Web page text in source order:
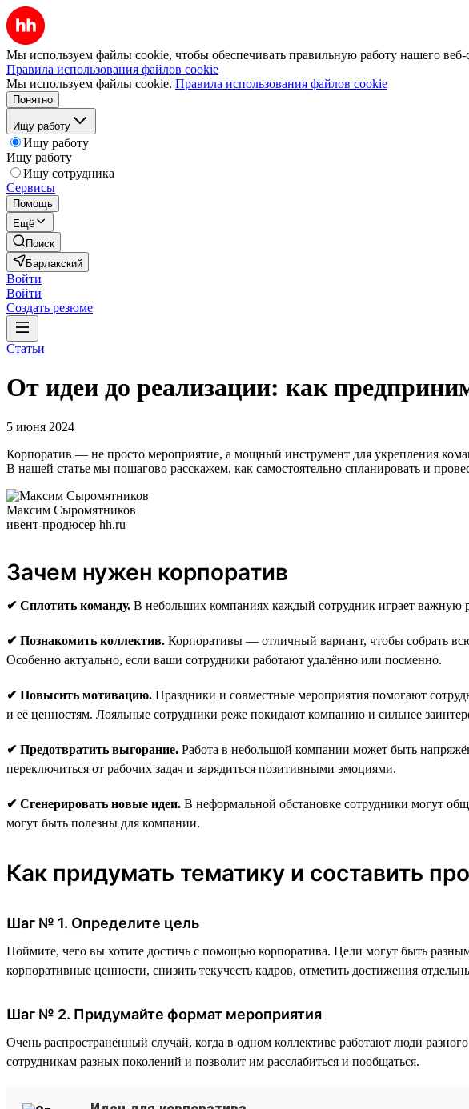
Мы используем файлы cookie, чтобы обеспечивать правильную работу нашего веб-
Правила использования файлов cookie
Мы используем файлы cookie. Правила использования файлов cookie
Понятно
Ищу работу
Ищу работу
Ищу работу
Ищу сотрудника
Сервисы
Помощь
Ещё
Поиск
Барлакский
Войти
Войти
Создать резюме
Статьи
От идеи до реализации: как
5 июня 2024
Корпоратив — не просто мероприятие, а мощный инструмент для укрепления
В нашей статье мы пошагово расскажем, как самостоятельно спланировать и
Максим Сыромятников
ивент-продюсер hh.ru
Зачем нужен корпоратив
✔ Сплотить команду. В небольших компаниях каждый сотрудник играет важную
✔ Познакомить коллектив. Корпоративы — отличный вариант, чтобы собрать
Особенно актуально, если ваши сотрудники работают удалённо или посменно.
✔ Повысить мотивацию. Праздники и совместные мероприятия помогают
и её ценностям. Лояльные сотрудники реже покидают компанию и сильнее
✔ Предотвратить выгорание. Работа в небольшой компании может быть
переключиться от рабочих задач и зарядиться позитивными эмоциями.
✔ Сгенерировать новые идеи. В неформальной обстановке сотрудники могут
могут быть полезны для компании.
Как придумать тематику и составить
Шаг № 1. Определите цель
Поймите, чего вы хотите достичь с помощью корпоратива. Цели могут быть
корпоративные ценности, снизить текучесть кадров, отметить достижения
Шаг № 2. Придумайте формат мероприятия
Очень распространённый случай, когда в одном коллективе работают люди
сотрудникам разных поколений и позволит им расслабиться и пообщаться.